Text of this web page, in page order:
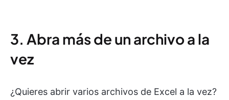
3. Abra más de un archivo a la
vez
¿Quieres abrir varios archivos de Excel a la vez?